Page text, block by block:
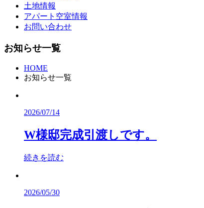
土地情報
アパート空室情報
お問い合わせ
お知らせ一覧
HOME
お知らせ一覧
2026/07/14
W様邸完成引渡しです。
続きを読む
2026/05/30